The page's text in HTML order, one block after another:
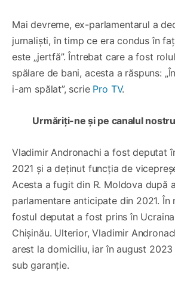
Mai devreme, ex-parlamentarul a
jurnaliști, în timp ce era condus în
este „jertfă”. Întrebat care a fost
spălare de bani, acesta a răspuns:
i-am spălat”, scrie Pro TV.
Urmăriți-ne și pe canalul
Vladimir Andronachi a fost deputat
2021 și a deținut funcția de
Acesta a fugit din R. Moldova după
parlamentare anticipate din 2021. În
fostul deputat a fost prins în
Chișinău. Ulterior, Vladimir
arest la domiciliu, iar în august
sub garanție.